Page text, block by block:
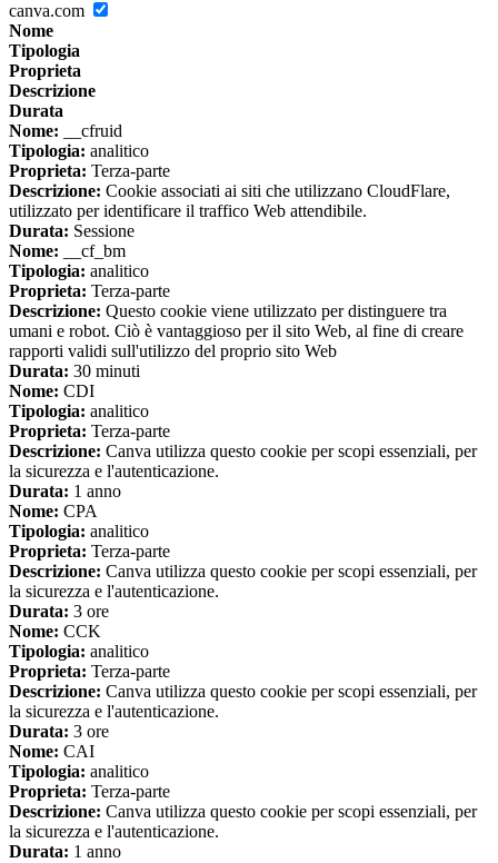
canva.com
Nome
Tipologia
Proprieta
Descrizione
Durata
Nome: __cfruid
Tipologia: analitico
Proprieta: Terza-parte
Descrizione: Cookie associati ai siti che utilizzano CloudFlare,
utilizzato per identificare il traffico Web attendibile.
Durata: Sessione
Nome: __cf_bm
Tipologia: analitico
Proprieta: Terza-parte
Descrizione: Questo cookie viene utilizzato per distinguere tra
umani e robot. Ciò è vantaggioso per il sito Web, al fine di creare
rapporti validi sull'utilizzo del proprio sito Web
Durata: 30 minuti
Nome: CDI
Tipologia: analitico
Proprieta: Terza-parte
Descrizione: Canva utilizza questo cookie per scopi essenziali, per
la sicurezza e l'autenticazione.
Durata: 1 anno
Nome: CPA
Tipologia: analitico
Proprieta: Terza-parte
Descrizione: Canva utilizza questo cookie per scopi essenziali, per
la sicurezza e l'autenticazione.
Durata: 3 ore
Nome: CCK
Tipologia: analitico
Proprieta: Terza-parte
Descrizione: Canva utilizza questo cookie per scopi essenziali, per
la sicurezza e l'autenticazione.
Durata: 3 ore
Nome: CAI
Tipologia: analitico
Proprieta: Terza-parte
Descrizione: Canva utilizza questo cookie per scopi essenziali, per
la sicurezza e l'autenticazione.
Durata: 1 anno